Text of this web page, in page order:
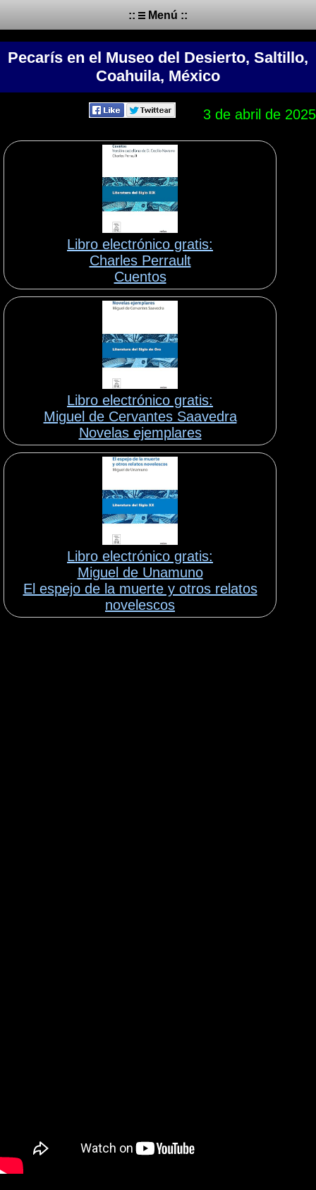
:: Menú ::
Pecarís en el Museo del Desierto, Saltillo,
Coahuila, México
3 de abril de 2025
Libro electrónico gratis:
Charles Perrault
Cuentos
Libro electrónico gratis:
Miguel de Cervantes Saavedra
Novelas ejemplares
Libro electrónico gratis:
Miguel de Unamuno
El espejo de la muerte y otros relatos
novelescos